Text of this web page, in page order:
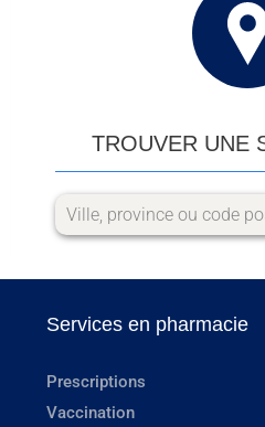
TROUVER UNE
Services en pharmacie
Prescriptions
Vaccination